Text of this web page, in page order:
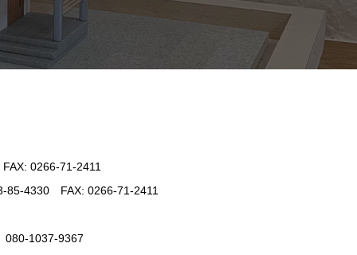
0266-71-2411
85-4330 FAX: 0266-71-2411
1037-9367